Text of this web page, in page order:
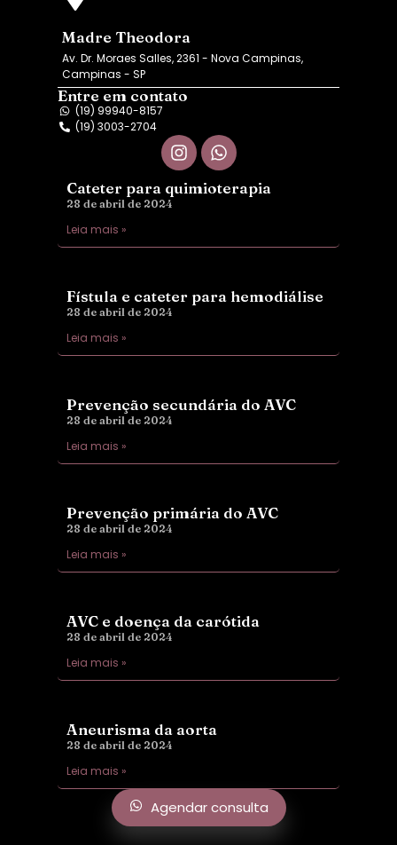
Madre Theodora
Av. Dr. Moraes Salles, 2361 - Nova Campinas,
Campinas - SP
Entre em contato
(19) 99940-8157
(19) 3003-2704
Agendar consulta
Cateter para quimioterapia
28 de abril de 2024
Leia mais »
Fístula e cateter para hemodiálise
28 de abril de 2024
Leia mais »
Prevenção secundária do AVC
28 de abril de 2024
Leia mais »
Prevenção primária do AVC
28 de abril de 2024
Leia mais »
AVC e doença da carótida
28 de abril de 2024
Leia mais »
Aneurisma da aorta
28 de abril de 2024
Leia mais »